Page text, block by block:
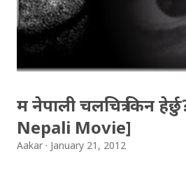
program). Thanks to BULBUL
such a wonderful program.You
suggestion, comments & even
म नेपाली चलचित्र किन
Nepali Movie]
Aakar January 21, 2012